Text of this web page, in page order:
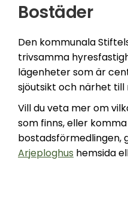
Bostäder
Den kommunala
trivsamma
lägenheter som är
sjöutsikt och närhet till
Vill du veta mer om
som finns, eller
bostadsförmedlingen,
Arjeploghus hemsida